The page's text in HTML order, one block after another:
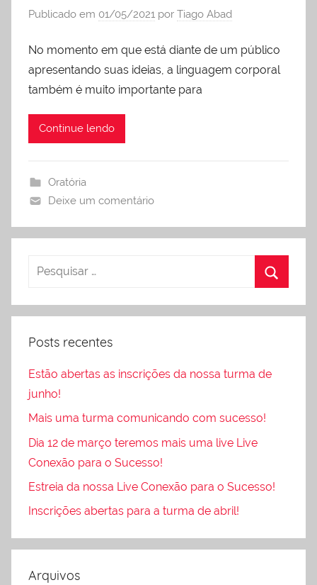
Publicado em 01/05/2021 por Tiago Abad
No momento em que está diante de um público
apresentando suas ideias, a linguagem corporal
também é muito importante para
Continue lendo
Oratória
Deixe um comentário
Posts recentes
Estão abertas as inscrições da nossa turma de
junho!
Mais uma turma comunicando com sucesso!
Dia 12 de março teremos mais uma live Live
Conexão para o Sucesso!
Estreia da nossa Live Conexão para o Sucesso!
Inscrições abertas para a turma de abril!
Arquivos